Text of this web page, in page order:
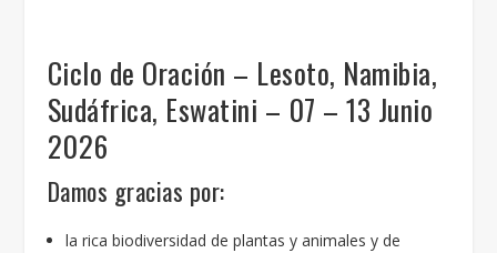
Ciclo de Oración – Lesoto, Namibia,
Sudáfrica, Eswatini – 07 – 13 Junio
2026
Damos gracias por:
la rica biodiversidad de plantas y animales y de